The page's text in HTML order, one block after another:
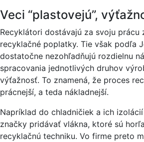
Veci “plastovejú”,
Recyklátori dostávajú za svoju prácu
recyklačné poplatky. Tie však podľa
dostatočne nezohľadňujú rozdielnu
spracovania jednotlivých druhov
výťažnosť. To znamená, že proces
prácnejší, a teda nákladnejší.
Napríklad do chladničiek a ich
značky pridávať vlákna, ktoré sú
recyklačnú techniku. Vo firme preto